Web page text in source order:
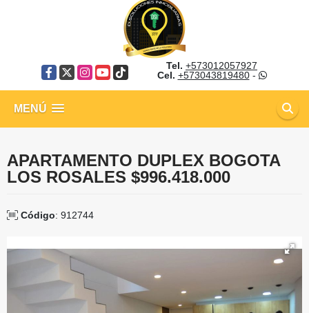
Facebook
X Instagram
YouTube
TikTok
Tel. +573012057927
Cel. +573043819480-
MENÚ
APARTAMENTO DUPLEX BOGOTA
LOS ROSALES $996.418.000
Código: 912744